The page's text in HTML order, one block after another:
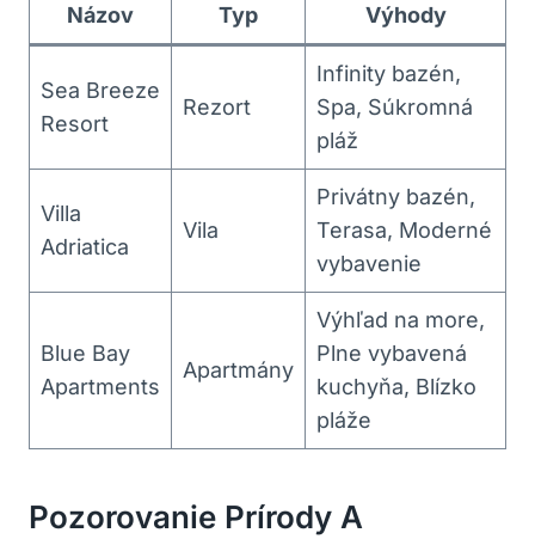
Názov Typ Výhody
Sea Breeze
Resort
Rezort
Infinity bazén,
Spa, Súkromná
pláž
Villa
Adriatica
Vila
Privátny bazén,
Terasa, Moderné
vybavenie
Blue Bay
Apartments
Apartmány
Výhľad na more,
Plne vybavená
kuchyňa, Blízko
pláže
Pozorovanie Prírody A